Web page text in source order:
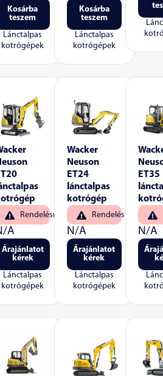
Kosárba
teszem
Lánctalpas
kotrógépek
Kosárba
teszem
Lánctalpas
kotrógépek
Rendelésre
A
Árajánlatot
kérek
Lánctalpas
kotrógépek
Wacker
Neuson
ET24
lánctalpas
kotrógép
Rendelésre
N/A
Árajánlatot
kérek
Lánctalpas
kotrógépek
ET35
N/A